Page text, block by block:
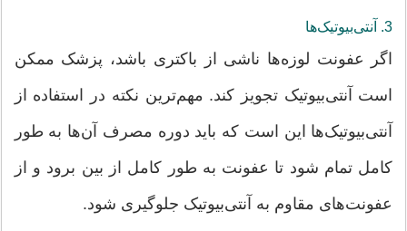
3. آنتی‌بیوتیک‌ها
اگر عفونت لوزه‌ها ناشی از باکتری باشد، پزشک ممکن
است آنتی‌بیوتیک تجویز کند. مهم‌ترین نکته در استفاده از
آنتی‌بیوتیک‌ها این است که باید دوره مصرف آن‌ها به طور
کامل تمام شود تا عفونت به طور کامل از بین برود و از
عفونت‌های مقاوم به آنتی‌بیوتیک جلوگیری شود.